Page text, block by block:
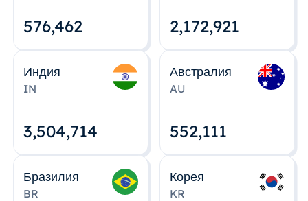
576,463 2,172,922
Индия
IN
3,504,715
Австралия
AU
552,112
Бразилия
BR
Корея
KR